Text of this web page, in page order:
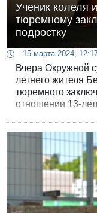
Ученик колеля
тюремному
подростку
15 марта 2024,
Вчера Окружной
летнего жителя
тюремного
отношении 13-